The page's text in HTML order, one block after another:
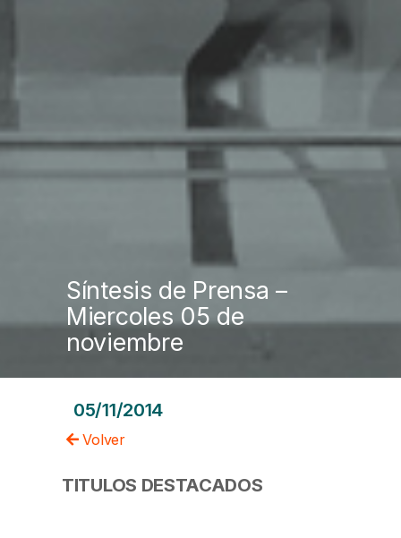
Síntesis de Prensa –
Miercoles 05 de
noviembre
05/11/2014
Volver
TITULOS DESTACADOS